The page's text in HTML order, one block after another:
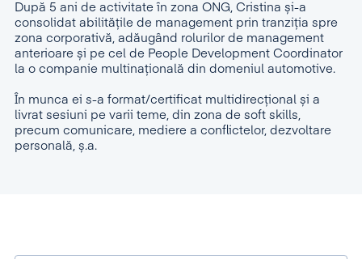
După 5 ani de activitate în zona ONG, Cristina și-a
consolidat abilitățile de management prin tranziția spre
zona corporativă, adăugând rolurilor de management
anterioare și pe cel de People Development Coordinator
la o companie multinațională din domeniul automotive.
În munca ei s-a format/certificat multidirecțional și a
livrat sesiuni pe varii teme, din zona de soft skills,
precum comunicare, mediere a conflictelor, dezvoltare
personală, ș.a.